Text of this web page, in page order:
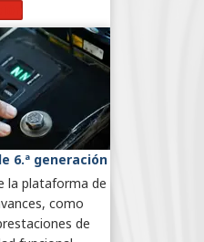
6.ª generación
la plataforma de
como
de